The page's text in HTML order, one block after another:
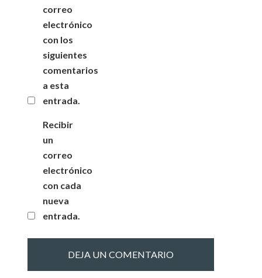
correo
electrónico
con los
siguientes
comentarios
a esta
entrada.
Recibir
un
correo
electrónico
con cada
nueva
entrada.